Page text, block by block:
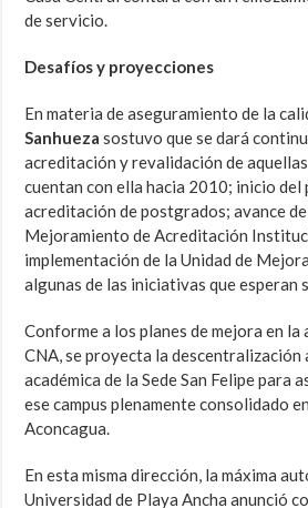
de servicio.
Desafíos y proyecciones
En materia de aseguramiento de la
Sanhueza sostuvo que se dará
acreditación y revalidación de
cuentan con ella hacia 2010; inicio
acreditación de postgrados; avance
Mejoramiento de Acreditación
implementación de la Unidad de
algunas de las iniciativas que esperan
Conforme a los planes de mejora en
CNA, se proyecta la
académica de la Sede San Felipe para
ese campus plenamente consolidado
Aconcagua.
En esta misma dirección, la máxima
Universidad de Playa Ancha anunció